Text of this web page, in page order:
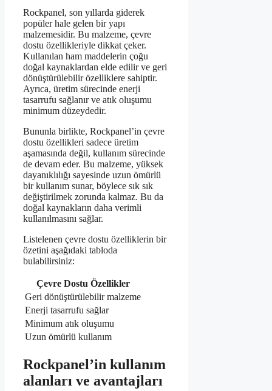
Rockpanel, son yıllarda giderek
popüler hale gelen bir yapı
malzemesidir. Bu malzeme, çevre
dostu özellikleriyle dikkat çeker.
Kullanılan ham maddelerin çoğu
doğal kaynaklardan elde edilir ve geri
dönüştürülebilir özelliklere sahiptir.
Ayrıca, üretim sürecinde enerji
tasarrufu sağlanır ve atık oluşumu
minimum düzeydedir.
Bununla birlikte, Rockpanel’in çevre
dostu özellikleri sadece üretim
aşamasında değil, kullanım sürecinde
de devam eder. Bu malzeme, yüksek
dayanıklılığı sayesinde uzun ömürlü
bir kullanım sunar, böylece sık sık
değiştirilmek zorunda kalmaz. Bu da
doğal kaynakların daha verimli
kullanılmasını sağlar.
Listelenen çevre dostu özelliklerin bir
özetini aşağıdaki tabloda
bulabilirsiniz:
Çevre Dostu Özellikler
Geri dönüştürülebilir malzeme
Enerji tasarrufu sağlar
Minimum atık oluşumu
Uzun ömürlü kullanım
Rockpanel’in kullanım
alanları ve avantajları